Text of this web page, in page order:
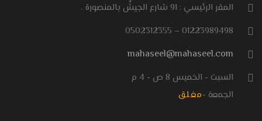
المقر الرئيسي : 91 شارع الجيشٌ بالمنصورة .
01223989498 – 0502312355
mahaseel@mahaseel.com
السبت - الخميس 8 ص - 4 م
الجمعة -مغلق